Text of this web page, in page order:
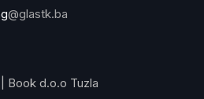
@glastk.ba
Book d.o.o Tuzla